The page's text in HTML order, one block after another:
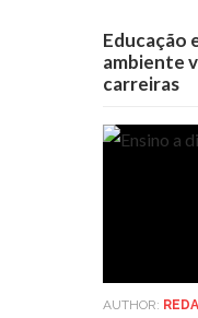
Educação
ambiente
carreiras
AUTHOR: